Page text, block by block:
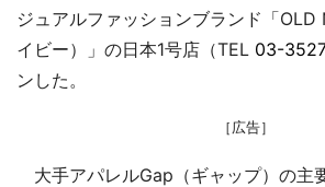
ジュアルファッションブランド「OLD
イビー）」の日本1号店（TEL 03-
ンした。
［広告］
大手アパレルGap（ギャップ）の主